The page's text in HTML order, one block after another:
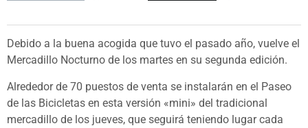
Debido a la buena acogida que tuvo el pasado año, vuelve el
Mercadillo Nocturno de los martes en su segunda edición.
Alrededor de 70 puestos de venta se instalarán en el Paseo
de las Bicicletas en esta versión «mini» del tradicional
mercadillo de los jueves, que seguirá teniendo lugar cada